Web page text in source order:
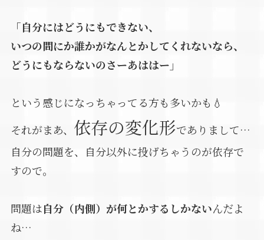
「自分にはどうにもできない、
いつの間にか誰かがなんとかしてくれないなら、
どうにもならないのさーあははー」
という感じになっちゃってる方も多いかも💧
それがまあ、 依存の変化形でありまして…
自分の問題を、自分以外に投げちゃうのが依存で
すので。
問題は自分（内側）が何とかするしかないんだよ
ね…